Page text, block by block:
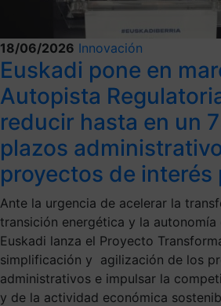
18/06/2026 Innovación
Euskadi pone en
Autopista
reducir hasta en un
plazos
proyectos de interés
Ante la urgencia de acelerar la
transición energética y la autonomía
Euskadi lanza el Proyecto
simplificación y agilización de los
administrativos e impulsar la
y de la actividad económica